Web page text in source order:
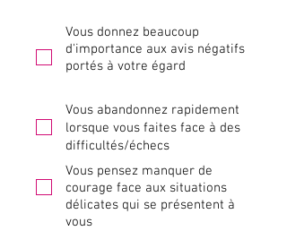
Vous donnez beaucoup
d'importance aux avis négatifs
portés à votre égard
Vous abandonnez rapidement
lorsque vous faites face à des
difficultés/échecs
Vous pensez manquer de
courage face aux situations
délicates qui se présentent à
vous